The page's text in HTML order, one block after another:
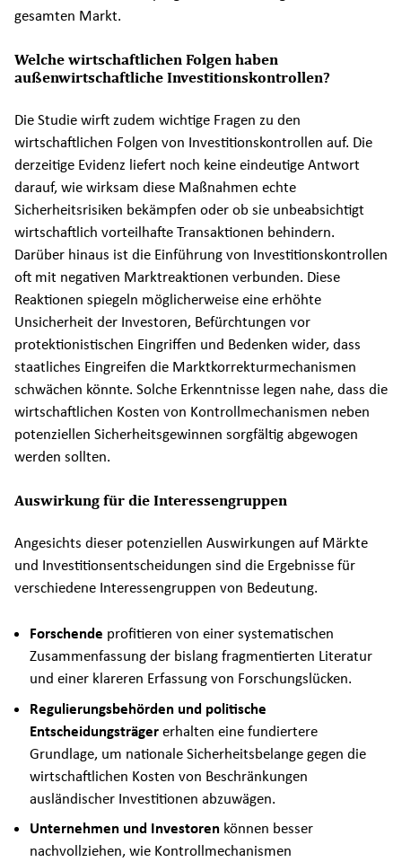
gesamten Markt.
Welche wirtschaftlichen Folgen haben
außenwirtschaftliche Investitionskontrollen?
Die Studie wirft zudem wichtige Fragen zu den
wirtschaftlichen Folgen von Investitionskontrollen auf. Die
derzeitige Evidenz liefert noch keine eindeutige Antwort
darauf, wie wirksam diese Maßnahmen echte
Sicherheitsrisiken bekämpfen oder ob sie unbeabsichtigt
wirtschaftlich vorteilhafte Transaktionen behindern.
Darüber hinaus ist die Einführung von Investitionskontrollen
oft mit negativen Marktreaktionen verbunden. Diese
Reaktionen spiegeln möglicherweise eine erhöhte
Unsicherheit der Investoren, Befürchtungen vor
protektionistischen Eingriffen und Bedenken wider, dass
staatliches Eingreifen die Marktkorrekturmechanismen
schwächen könnte. Solche Erkenntnisse legen nahe, dass die
wirtschaftlichen Kosten von Kontrollmechanismen neben
potenziellen Sicherheitsgewinnen sorgfältig abgewogen
werden sollten.
Auswirkung für die Interessengruppen
Angesichts dieser potenziellen Auswirkungen auf Märkte
und Investitionsentscheidungen sind die Ergebnisse für
verschiedene Interessengruppen von Bedeutung.
Forschende profitieren von einer systematischen
Zusammenfassung der bislang fragmentierten Literatur
und einer klareren Erfassung von Forschungslücken.
Regulierungsbehörden und politische
Entscheidungsträgererhalten eine fundiertere
Grundlage, um nationale Sicherheitsbelange gegen die
wirtschaftlichen Kosten von Beschränkungen
ausländischer Investitionen abzuwägen.
Unternehmen und Investoren können besser
nachvollziehen, wie Kontrollmechanismen